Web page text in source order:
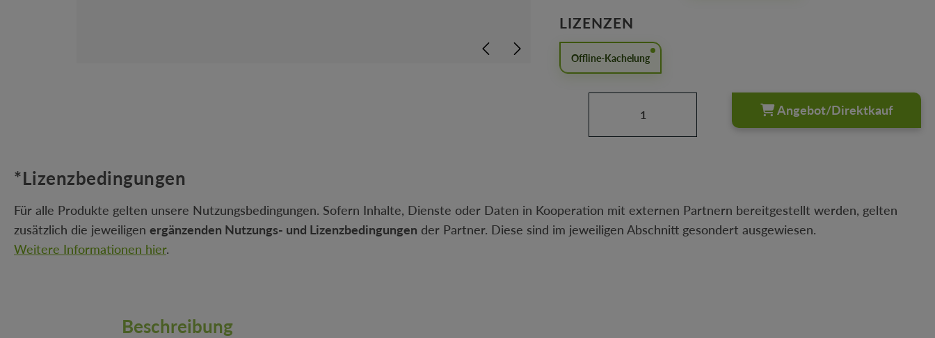
LIZENZEN
Offline-Kachelung
Produkt Anzahl: Gib den gewünschten Wert ein
Angebot/Direktkauf
*Lizenzbedingungen
Für alle Produkte gelten unsere Nutzungsbedingungen. Sofern Inhalte, Dienste oder Daten in Kooperation mit externen Partnern bereitgestellt werden, gelten
zusätzlich die jeweiligen ergänzenden Nutzungs- und Lizenzbedingungen der Partner. Diese sind im jeweiligen Abschnitt gesondert ausgewiesen.
Weitere Informationen hier.
Beschreibung